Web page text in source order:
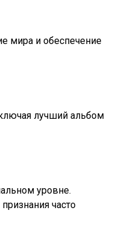
мира и обеспечение
лучший альбом
уровне.
часто